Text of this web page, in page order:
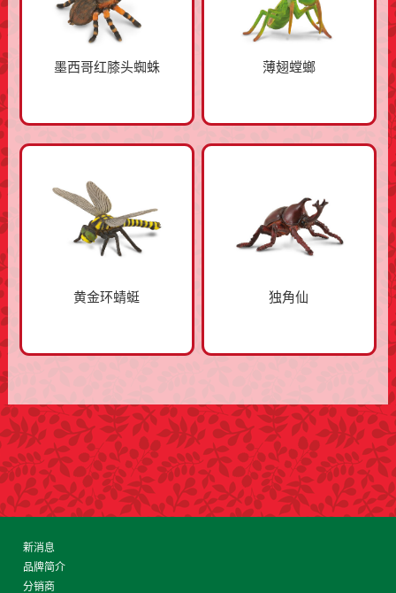
墨西哥红膝头蜘蛛 薄翅螳螂
黄金环蜻蜓 独角仙
新消息
品牌简介
分销商